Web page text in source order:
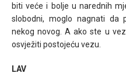
biti veće i bolje u narednih
slobodni, moglo nagnati da
nekog novog. A ako ste u
osvježiti postojeću vezu.
LAV